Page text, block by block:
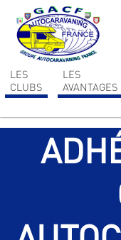
Ce site utilise Google
déposer un cookie à des fins
LES
CLUBS
LES
AVANTAGES